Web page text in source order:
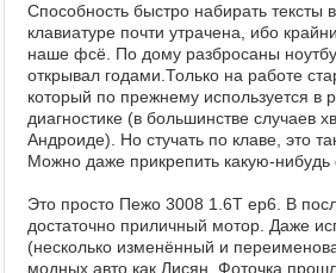
Архив
Фототоп
Видеотоп
Способность быстро набирать тексты
клавиатуре почти утрачена, ибо
наше фсё. По дому разбросаны
открывал годами.Только на работе
который по прежнему используется в
диагностике (в большинстве случаев
Андроиде). Но стучать по клаве, это
Можно даже прикрепить какую-нибудь
Это просто Пежо 3008 1.6T ep6. В
достаточно приличный мотор. Даже
(несколько изменённый и
модных авто как Лисян. Фоточка